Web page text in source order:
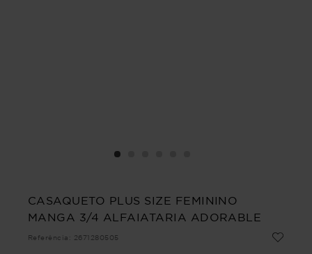
CASAQUETO PLUS SIZE FEMININO
MANGA 3/4 ALFAIATARIA ADORABLE
Referência : 2671280505